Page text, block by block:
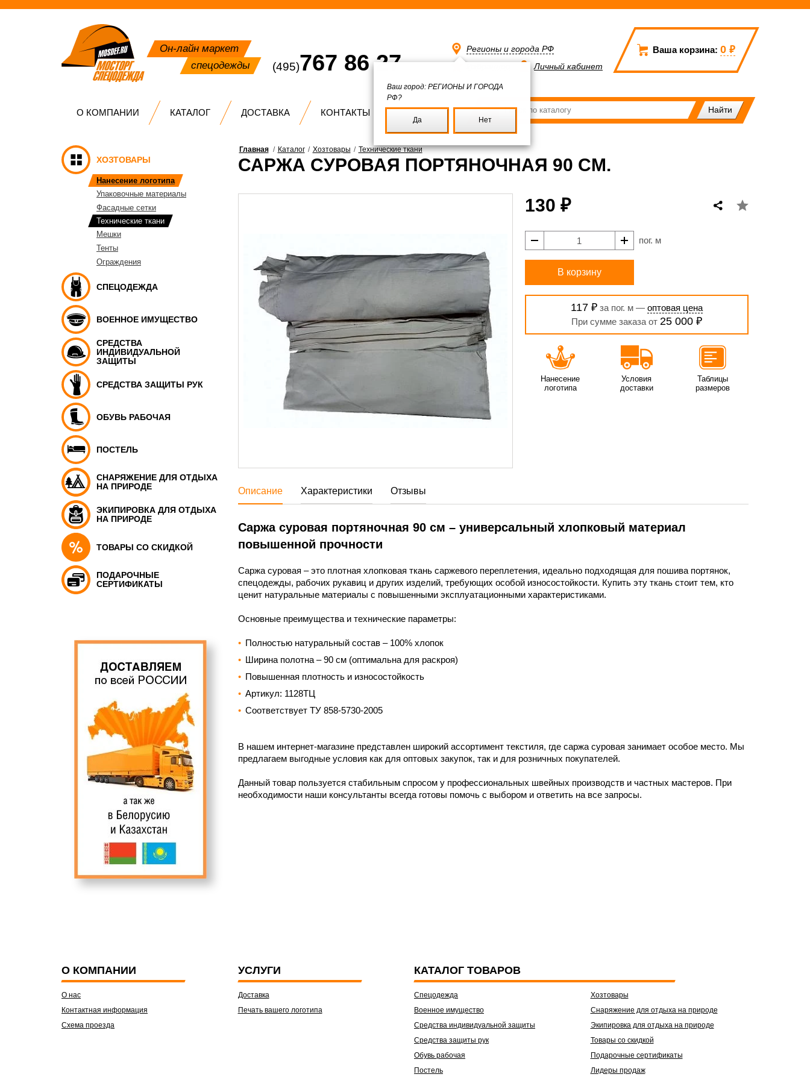
Он-лайн маркет
спецодежды
(495)767 86 27
Ваша корзина: 0 ₽
Регионы и города РФ
Ваш город: РЕГИОНЫ И ГОРОДА
РФ?
Да Нет
Личный кабинет
О КОМПАНИИ КАТАЛОГ ДОСТАВКА КОНТАКТЫ
ХОЗТОВАРЫ
Нанесение логотипа
Упаковочные материалы
Фасадные сетки
Технические ткани
Мешки
Тенты
Ограждения
СПЕЦОДЕЖДА
ВОЕННОЕ ИМУЩЕСТВО
СРЕДСТВА
ИНДИВИДУАЛЬНОЙ
ЗАЩИТЫ
СРЕДСТВА ЗАЩИТЫ РУК
ОБУВЬ РАБОЧАЯ
ПОСТЕЛЬ
СНАРЯЖЕНИЕ ДЛЯ ОТДЫХА
НА ПРИРОДЕ
ЭКИПИРОВКА ДЛЯ ОТДЫХА
НА ПРИРОДЕ
ТОВАРЫ СО СКИДКОЙ
ПОДАРОЧНЫЕ
СЕРТИФИКАТЫ
Главная / Каталог / Хозтовары / Технические ткани
САРЖА СУРОВАЯ ПОРТЯНОЧНАЯ 90 СМ.
130 ₽
пог. м
В корзину
117 ₽за пог. м — оптовая цена
При сумме заказа от 25 000 ₽
Описание Характеристики Отзывы
Саржа суровая портяночная 90 см – универсальный хлопковый материал
повышенной прочности
Саржа суровая – это плотная хлопковая ткань саржевого переплетения, идеально подходящая для пошива портянок,
спецодежды, рабочих рукавиц и других изделий, требующих особой износостойкости. Купить эту ткань стоит тем, кто
ценит натуральные материалы с повышенными эксплуатационными характеристиками.
Основные преимущества и технические параметры:
Полностью натуральный состав – 100% хлопок
Ширина полотна – 90 см (оптимальна для раскроя)
Повышенная плотность и износостойкость
Артикул: 1128ТЦ
Соответствует ТУ 858-5730-2005
В нашем интернет-магазине представлен широкий ассортимент текстиля, где саржа суровая занимает особое место. Мы
предлагаем выгодные условия как для оптовых закупок, так и для розничных покупателей.
Данный товар пользуется стабильным спросом у профессиональных швейных производств и частных мастеров. При
необходимости наши консультанты всегда готовы помочь с выбором и ответить на все запросы.
Нанесение
логотипа
Условия
доставки
Таблицы
размеров
О КОМПАНИИ
О нас
Контактная информация
Схема проезда
УСЛУГИ
Доставка
Печать вашего логотипа
КАТАЛОГ ТОВАРОВ
Спецодежда
Военное имущество
Средства индивидуальной защиты
Средства защиты рук
Обувь рабочая
Постель
Хозтовары
Снаряжение для отдыха на природе
Экипировка для отдыха на природе
Товары со скидкой
Подарочные сертификаты
Лидеры продаж